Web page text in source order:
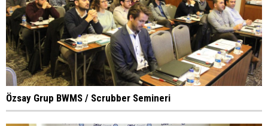
Özsay Grup BWMS / Scrubber Semineri